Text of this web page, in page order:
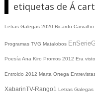
etiquetas de Á
Letras Galegas 2020 Ricardo Carvalho
Programas TVG Matalobos EnSerieG
Poesía Ana Kiro Promos 2012 Era visto
Entroido 2012 Marta Ortega
XabarinTV-Rango1 Letras Galegas